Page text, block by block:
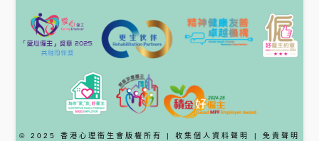
© 2025 香港心理衞生會版權所有 | 收集個人資料聲明 | 免責聲明